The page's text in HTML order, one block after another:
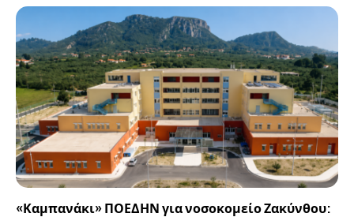
«Καμπανάκι» ΠΟΕΔΗΝ για νοσοκομείο Ζακύνθου: